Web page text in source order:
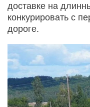
доставке на
конкурировать с
дороге.